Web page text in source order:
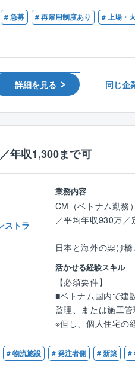
など多岐にわたり
【福利厚生】
くで借り上げ社宅
す。
■年に2回、1回7日
弔休暇がございます
海外保険も加入い
空港や病院もある
シュの生活環境に対
た。
それは、「わが社
営理念を体現して
■今後はバングラデ
アへの事業展開を
ます。
【同社の魅力】
＜プライム市場上
■同社はプライム市
展開しています。
理、安全環境管理
■資機材発注
【入社後の流れ】
す。
【組織構成】
■海外工事部：支店
※現在組織を強化
ます。
【将来のキャリアパ
■今後海外事業は立
行していきます。
■その中で、支店の
していただいたり
パスを築いていただ
【福利厚生】
■海外での土木施工
■英語力(日常会話レ
# 急募 # 再雇用制度あり
# 上場・
詳細を見る 同じ企
年収1,300まで可
ストラ
業務内容
CM（ベトナム勤務
／平均年収930万／
日本と海外の架け
援します。
グローバルに活躍す
務時では国内の、
域等の建設プロジ
営業からマネジメ
す。
海外のお客様が日本
サポートも行ってお
活かせる経験スキル
【必須要件】
■ベトナム国内で建
監理、または施工
※但し、個⼈住宅の
教育施設、データセ
設等の基本計画～実
# 物流施設 # 発注者側 # 新築
#